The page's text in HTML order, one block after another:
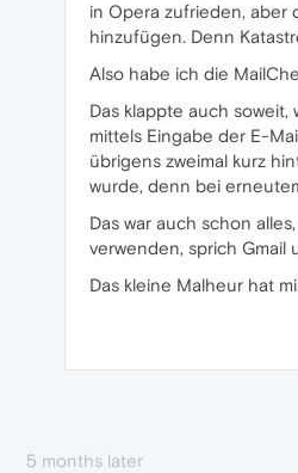
in Opera zufrieden, aber
hinzufügen. Denn
Also habe ich die
Das klappte auch
mittels Eingabe der E-
übrigens zweimal kurz
wurde, denn bei
Das war auch schon
verwenden, sprich Gmail
Das kleine Malheur hat
5 months later